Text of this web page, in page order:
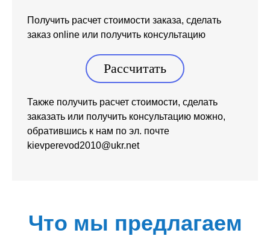
Получить расчет стоимости заказа, сделать
заказ online или получить консультацию
Рассчитать
Также получить расчет стоимости, сделать
заказать или получить консультацию можно,
обратившись к нам по эл. почте
kievperevod2010@ukr.net
Что мы предлагаем